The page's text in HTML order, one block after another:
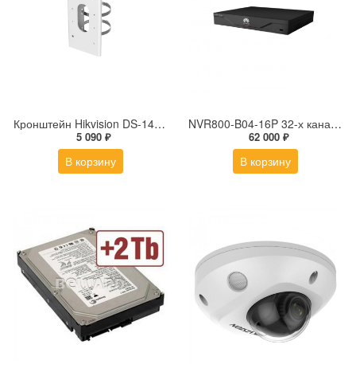
Кронштейн Hikvision DS-1475ZJ-SUS
5 090 ₽
В корзину
NVR800-B04-16P 32-х канальный IP-видеорегистратор c PoE
62 000 ₽
В корзину